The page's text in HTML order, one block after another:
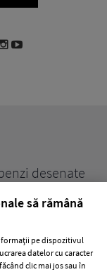
desenate
să rămână
pe dispozitivul
datelor cu caracter
clic mai jos sau în